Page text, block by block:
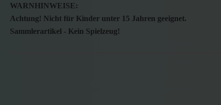
WARNHINWEISE:
Achtung! Nicht für Kinder unter 15 Jahren geeignet.
Sammlerartikel - Kein Spielzeug!